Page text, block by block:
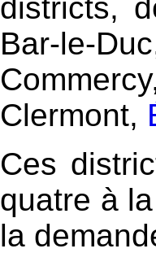
districts,
Bar-le-
Clermont,
Ces
quatre à
la